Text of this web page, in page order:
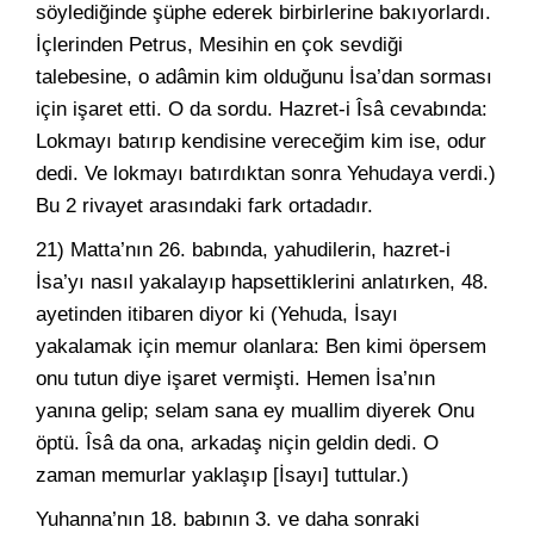
söylediğinde şüphe ederek birbirlerine bakıyorlardı.
İçlerinden Petrus, Mesihin en çok sevdiği
talebesine, o adâmin kim olduğunu İsa’dan sorması
için işaret etti. O da sordu. Hazret-i Îsâ cevabında:
Lokmayı batırıp kendisine vereceğim kim ise, odur
dedi. Ve lokmayı batırdıktan sonra Yehudaya verdi.)
Bu 2 rivayet arasındaki fark ortadadır.
21) Matta’nın 26. babında, yahudilerin, hazret-i
İsa’yı nasıl yakalayıp hapsettiklerini anlatırken, 48.
ayetinden itibaren diyor ki (Yehuda, İsayı
yakalamak için memur olanlara: Ben kimi öpersem
onu tutun diye işaret vermişti. Hemen İsa’nın
yanına gelip; selam sana ey muallim diyerek Onu
öptü. Îsâ da ona, arkadaş niçin geldin dedi. O
zaman memurlar yaklaşıp [İsayı] tuttular.)
Yuhanna’nın 18. babının 3. ve daha sonraki